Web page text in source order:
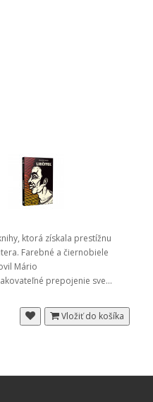
ktorá získala prestížnu
Farebné a čiernobiele
Mário
prepojenie sve...
Vložiť do košíka